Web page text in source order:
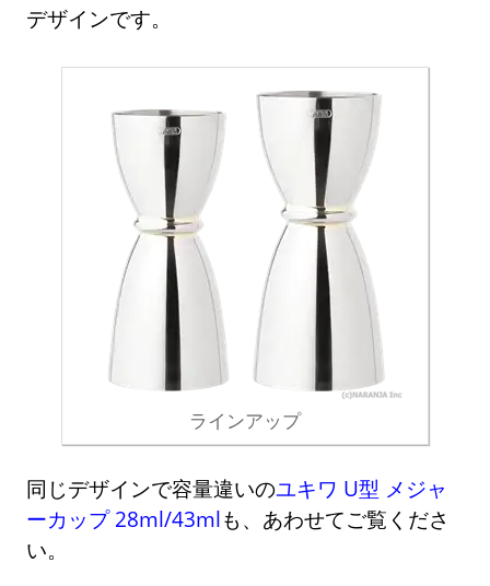
デザインです。
ラインアップ
同じデザインで容量違いのユキワ U型 メジャ
ーカップ 28ml/43mlも、あわせてご覧くださ
い。